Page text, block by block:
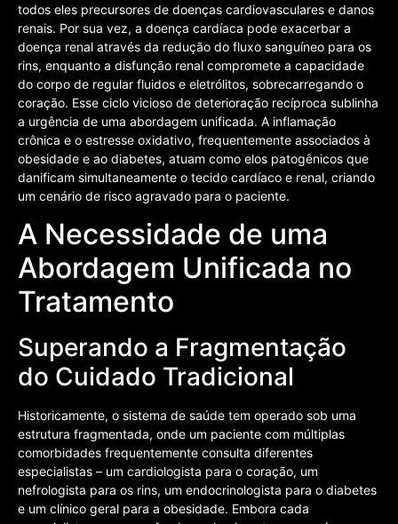
todos eles precursores de doenças cardiovasculares e danos
renais. Por sua vez, a doença cardíaca pode exacerbar a
doença renal através da redução do fluxo sanguíneo para os
rins, enquanto a disfunção renal compromete a capacidade
do corpo de regular fluidos e eletrólitos, sobrecarregando o
coração. Esse ciclo vicioso de deterioração recíproca sublinha
a urgência de uma abordagem unificada. A inflamação
crônica e o estresse oxidativo, frequentemente associados à
obesidade e ao diabetes, atuam como elos patogênicos que
danificam simultaneamente o tecido cardíaco e renal, criando
um cenário de risco agravado para o paciente.
A Necessidade de uma
Abordagem Unificada no
Tratamento
Superando a Fragmentação
do Cuidado Tradicional
Historicamente, o sistema de saúde tem operado sob uma
estrutura fragmentada, onde um paciente com múltiplas
comorbidades frequentemente consulta diferentes
especialistas – um cardiologista para o coração, um
nefrologista para os rins, um endocrinologista para o diabetes
e um clínico geral para a obesidade. Embora cada